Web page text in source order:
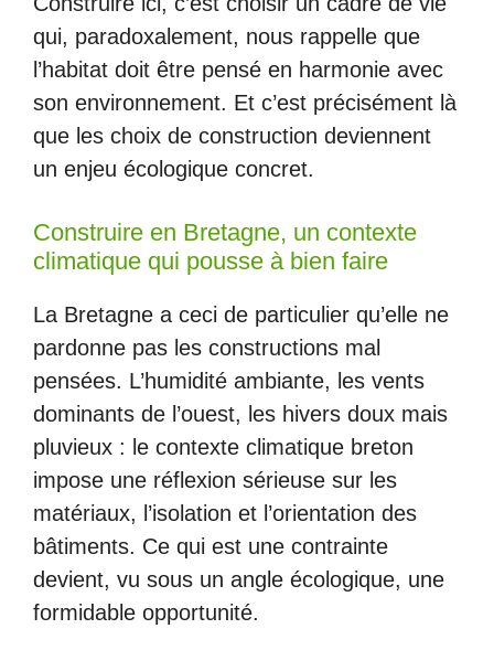
qui, paradoxalement, nous rappelle que
l’habitat doit être pensé en harmonie avec
son environnement. Et c’est précisément là
que les choix de construction deviennent
un enjeu écologique concret.
Construire en Bretagne, un contexte
climatique qui pousse à bien faire
La Bretagne a ceci de particulier qu’elle ne
pardonne pas les constructions mal
pensées. L’humidité ambiante, les vents
dominants de l’ouest, les hivers doux mais
pluvieux : le contexte climatique breton
impose une réflexion sérieuse sur les
matériaux, l’isolation et l’orientation des
bâtiments. Ce qui est une contrainte
devient, vu sous un angle écologique, une
formidable opportunité.